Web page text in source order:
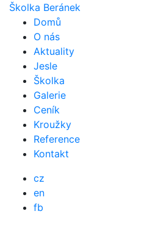
Školka Beránek
Domů
O nás
Aktuality
Jesle
Školka
Galerie
Ceník
Kroužky
Reference
Kontakt
cz
en
fb